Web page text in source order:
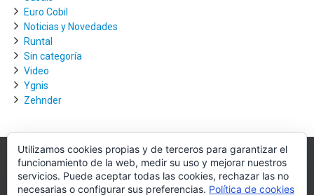
Euro Cobil
Noticias y Novedades
Runtal
Sin categoría
Video
Ygnis
Zehnder
Villagra.es
Utilizamos cookies propias y de terceros para garantizar el
funcionamiento de la web, medir su uso y mejorar nuestros
servicios. Puede aceptar todas las cookies, rechazar las no
necesarias o configurar sus preferencias. Política de cookies